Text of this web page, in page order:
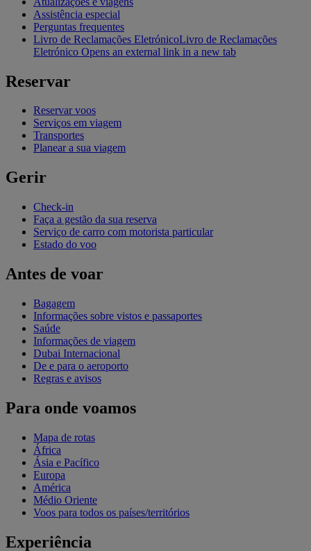
Assistência especial
Perguntas frequentes
Livro de Reclamações EletrónicoLivro de Reclamações
Eletrónico Opens an external link in a new tab
Reservar
Reservar voos
Serviços em viagem
Transportes
Planear a sua viagem
Gerir
Check-in
Faça a gestão da sua reserva
Serviço de carro com motorista particular
Estado do voo
Antes de voar
Bagagem
Informações sobre vistos e passaportes
Saúde
Informações de viagem
Dubai Internacional
De e para o aeroporto
Regras e avisos
Para onde voamos
Mapa de rotas
África
Ásia e Pacífico
Europa
América
Médio Oriente
Voos para todos os países/territórios
Experiência